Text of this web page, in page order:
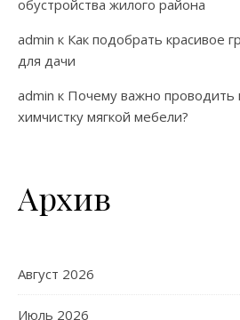
обустройства жилого района
admin к Как подобрать красивое
для дачи
admin к Почему важно проводить
химчистку мягкой мебели?
Архив
Август 2026
Июль 2026